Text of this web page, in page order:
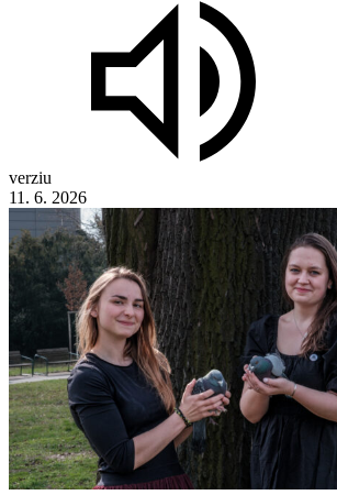
verziu
11. 6. 2026